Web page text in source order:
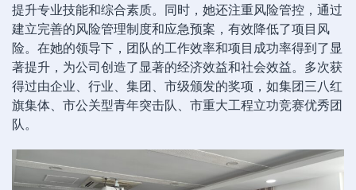
提升专业技能和综合素质。同时，她还注重风险管控，通过
建立完善的风险管理制度和应急预案，有效降低了项目风
险。在她的领导下，团队的工作效率和项目成功率得到了显
著提升，为公司创造了显著的经济效益和社会效益。多次获
得过由企业、行业、集团、市级颁发的奖项，如集团三八红
旗集体、市公关型青年突击队、市重大工程立功竞赛优秀团
队。